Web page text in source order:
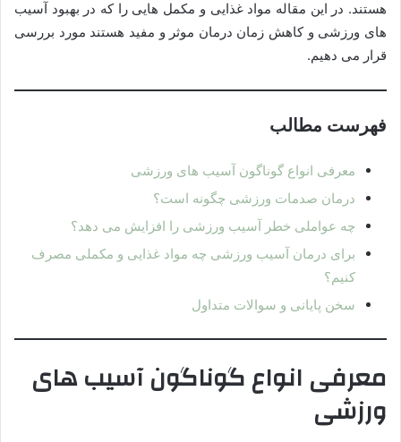
هستند. در این مقاله مواد غذایی و مکمل هایی را که در بهبود آسیب
های ورزشی و کاهش زمان درمان موثر و مفید هستند مورد بررسی
قرار می دهیم.
فهرست مطالب
معرفی انواع گوناگون آسیب های ورزشی
درمان صدمات ورزشی چگونه است؟
چه عواملی خطر آسیب ورزشی را افزایش می دهد؟
برای درمان آسیب ورزشی چه مواد غذایی و مکملی مصرف
کنیم؟
سخن پایانی و سوالات متداول
معرفی انواع گوناگون آسیب های
ورزشی